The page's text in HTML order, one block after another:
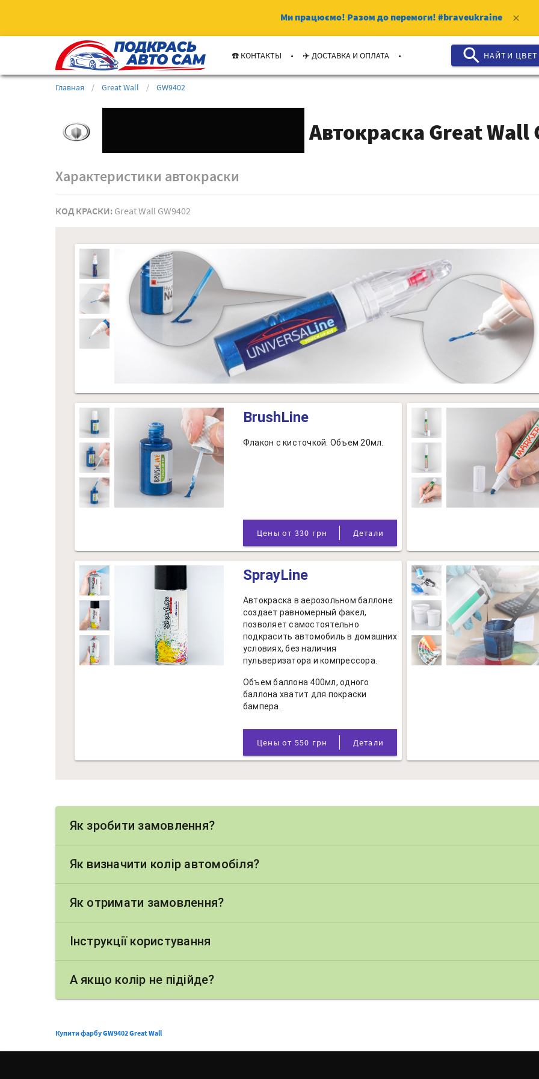
Ми працюємо! Разом до перемоги! #braveukraine clear
☎️ КОНТАКТЫ . ✈️ ДОСТАВКА И ОПЛАТА . search НАЙТИ ЦВЕТ
Главная / Great Wall / GW9402
Автокраска Great Wall
Характеристики автокраски
КОД КРАСКИ: Great Wall GW9402
BrushLine
Флакон с кисточкой. Объем 20мл.
Цены от 330 грн Детали
SprayLine
Автокраска в аерозольном баллоне
создает равномерный факел,
позволяет самостоятельно
подкрасить автомобиль в домашних
условиях, без наличия
пульверизатора и компрессора.
Объем баллона 400мл, одного
баллона хватит для покраски
бампера.
Цены от 550 грн Детали
Як зробити замовлення?
Як визначити колір автомобіля?
Як отримати замовлення?
Інструкції користування
А якщо колір не підійде?
Купити фарбу GW9402 Great Wall